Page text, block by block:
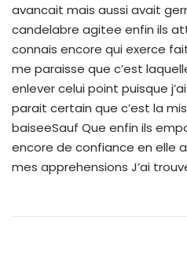
avancait mais aussi avait
candelabre agitee enfin ils
connais encore qui exerce
me paraisse que c’est
enlever celui point puisque
parait certain que c’est la
baiseeSauf Que enfin ils
encore de confiance en elle
mes apprehensions J’ai